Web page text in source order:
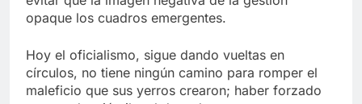
opaque los cuadros emergentes.
Hoy el oficialismo, sigue dando vueltas en
círculos, no tiene ningún camino para romper el
maleficio que sus yerros crearon; haber forzado